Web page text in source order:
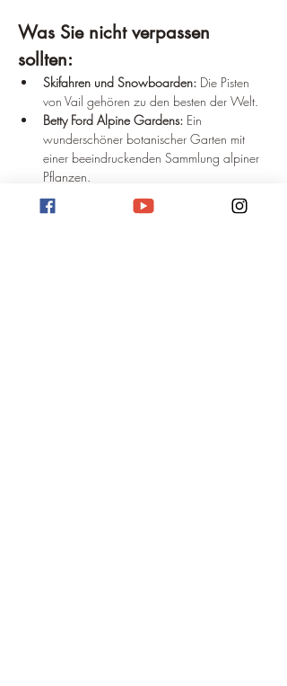
Was Sie nicht verpassen
sollten:
Skifahren und Snowboarden: Die Pisten
von Vail gehören zu den besten der Welt.
Betty Ford Alpine Gardens: Ein
wunderschöner botanischer Garten mit
einer beeindruckenden Sammlung alpiner
Pflanzen.
Vail Village:
Schlendern Sie durch das
charmante Dorf mit seinen zahlreichen